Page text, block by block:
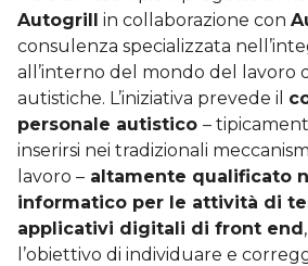
Autogrill in collaborazione con
consulenza specializzata
all’interno del mondo del lavoro
autistiche. L’iniziativa prevede il
personale autistico –
inserirsi nei tradizionali
lavoro – altamente qualificato
informatico per le attività di
applicativi digitali di front end
l’obiettivo di individuare e